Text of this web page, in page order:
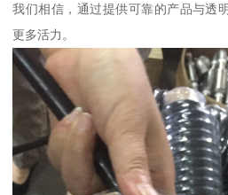
我们相信，通过提供可靠的产品与透
更多活力。